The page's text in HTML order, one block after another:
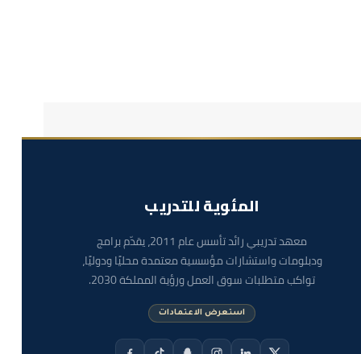
المئوية للتدريب
معهد تدريبي رائد تأسس عام 2011، يقدّم برامج
ودبلومات واستشارات مؤسسية معتمدة محليًا ودوليًا،
تواكب متطلبات سوق العمل ورؤية المملكة 2030.
استعرض الاعتمادات